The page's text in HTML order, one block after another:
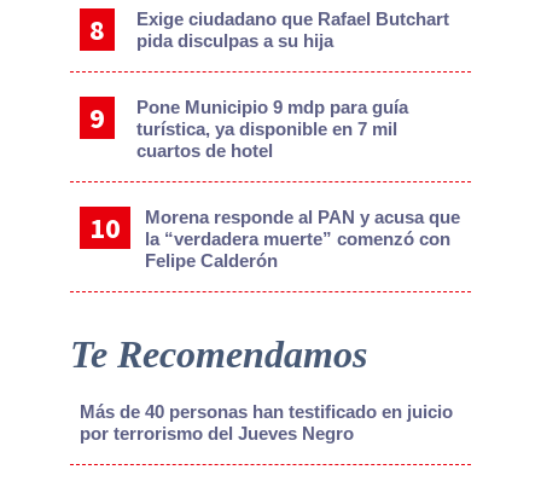
Exige ciudadano que Rafael Butchart
pida disculpas a su hija
Pone Municipio 9 mdp para guía
turística, ya disponible en 7 mil
cuartos de hotel
Morena responde al PAN y acusa que
la “verdadera muerte” comenzó con
Felipe Calderón
Te Recomendamos
Más de 40 personas han testificado en juicio
por terrorismo del Jueves Negro